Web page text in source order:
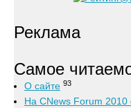
Реклама
Самое
О сайте 93
На CNews Forum 2010